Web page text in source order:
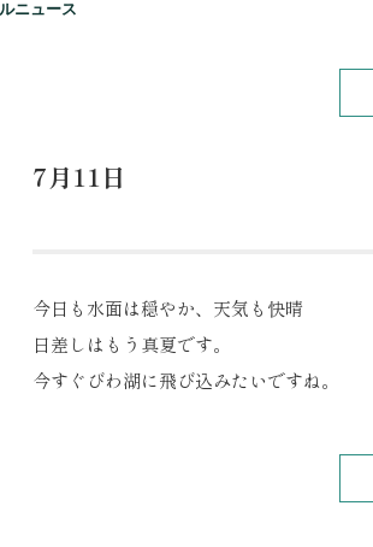
ニュース
7月11日
今日も水面は穏やか、天気も快晴
日差しはもう真夏です。
今すぐびわ湖に飛び込みたいですね。